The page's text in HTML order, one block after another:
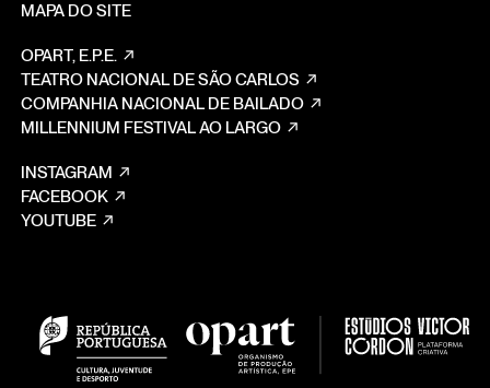
MAPA DO SITE
OPART, E.P.E.
TEATRO NACIONAL DE SÃO CARLOS
COMPANHIA NACIONAL DE BAILADO
MILLENNIUM FESTIVAL AO LARGO
INSTAGRAM
FACEBOOK
YOUTUBE